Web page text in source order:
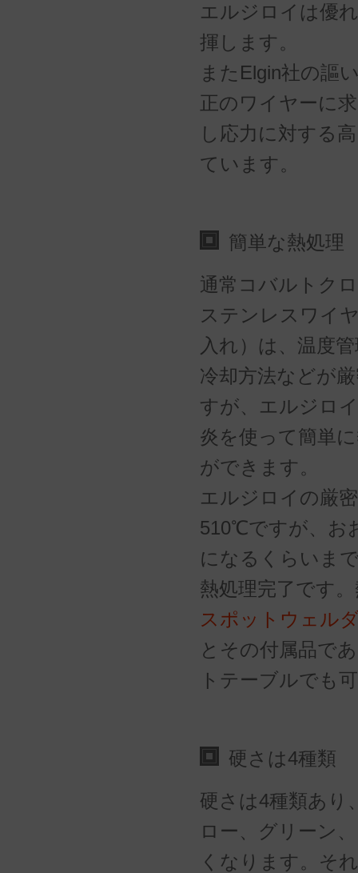
エルジロイは優
揮します。
またElgin社の謳
正のワイヤーに
し応力に対する
ています。
簡単な熱処理
通常コバルトク
ステンレスワイ
入れ）は、温度
冷却方法などが
すが、エルジロ
炎を使って簡単
ができます。
エルジロイの厳
510℃ですが、お
になるくらいま
熱処理完了です
スポットウェル
とその付属品で
トテーブルでも
硬さは4種類
硬さは4種類あり
ロー、グリーン
くなります。そ